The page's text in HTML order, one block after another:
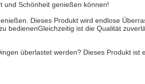
und Schönheit genießen können!
Dieses Produkt wird endlose
bedienenGleichzeitig ist die Qualität
überlastet werden? Dieses Produkt ist